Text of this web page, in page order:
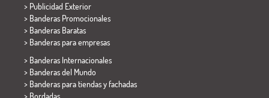
> Publicidad Exterior
> Banderas Promocionales
> Banderas Baratas
> Banderas para empresas
> Banderas Internacionales
> Banderas del Mundo
> Banderas para tiendas y fachadas
> Bordadas